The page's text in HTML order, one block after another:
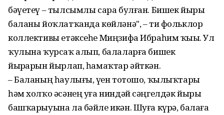
бәүетеү – тылсымлы сара булған. Бишек йыры
баланы йоҡлатҡанда көйләнә", – ти фольклор
коллективы етәксеһе Миңзифа Ибраһим ҡыҙы. Ул
ҡулына ҡурсаҡ алып, балаларға бишек
йырҙарын йырлап, һамаҡтар әйткән.
– Баланың һаулығы, үҙен тотошо, ҡылыҡтары
һәм холҡо әсәнең уға ниндәй сәңгелдәк йыры
башҡарыуына ла бәйле икән. Шуға күрә, балаға